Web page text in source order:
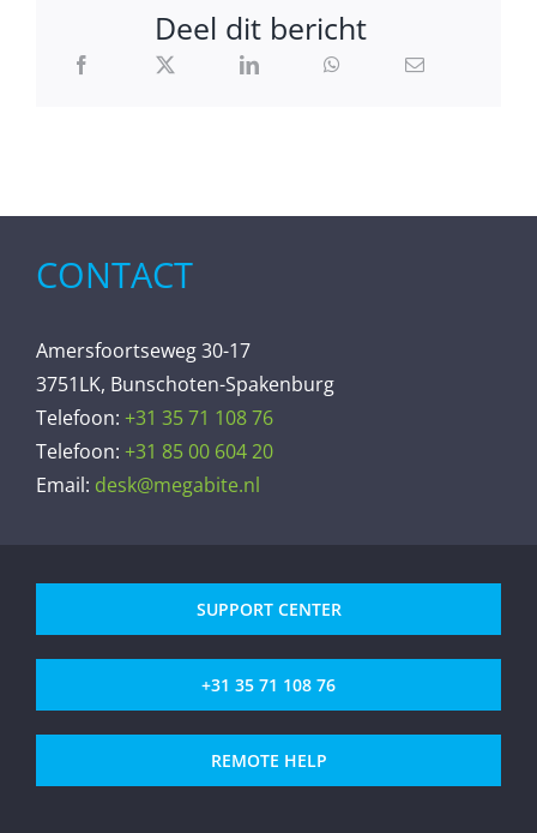
Deel dit bericht
CONTACT
Amersfoortseweg 30-17
3751LK, Bunschoten-Spakenburg
Telefoon: +31 35 71 108 76
Telefoon: +31 85 00 604 20
Email: desk@megabite.nl
SUPPORT CENTER
+31 35 71 108 76
REMOTE HELP